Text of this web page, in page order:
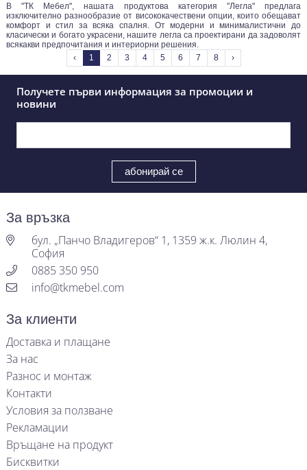
В "ТК Мебел", нашата продуктова категория "Легла" предлага
изключително разнообразие от висококачествени опции, които обещават
комфорт и стил за всяка спалня. От модерни и минималистични до
класически и богато украсени, нашите легла са проектирани да задоволят
всякакви предпочитания и интериорни решения.
‹
1 2 3 4 5 6 7 8 ›
Получете първи информация за промоции и
новини
За връзка
бул. „Панчо Владигеров“ 1, 1359 ж.к. Люлин 4,
София
0885 350 950
info@tkmebel.com
За клиенти
Доставка и плащане
За нас
Разнос и монтаж
Контакти
Условия за ползване
Рекламации
Връщане на продукт
Бисквитки